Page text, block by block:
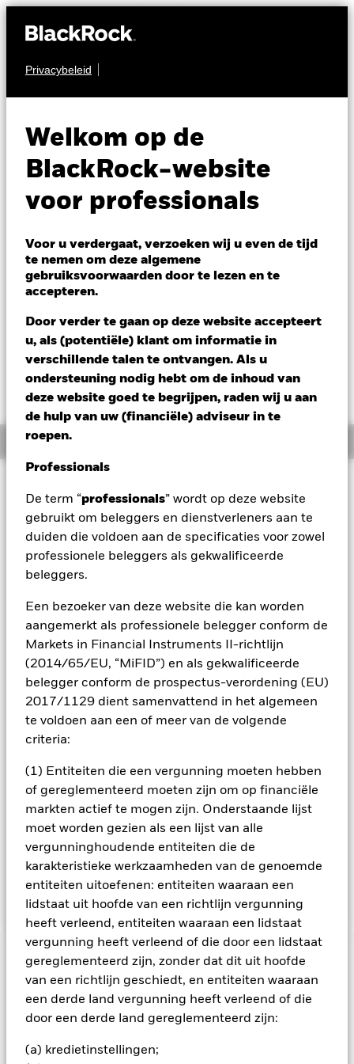
Privacybeleid
Welkom op de
BlackRock-website
voor professionals
Voor u verdergaat, verzoeken wij u even de tijd
te nemen om deze algemene
gebruiksvoorwaarden door te lezen en te
accepteren.
Door verder te gaan op deze website accepteert
u, als (potentiële) klant om informatie in
verschillende talen te ontvangen. Als u
ondersteuning nodig hebt om de inhoud van
deze website goed te begrijpen, raden wij u aan
de hulp van uw (financiële) adviseur in te
roepen.
Professionals
De term “professionals” wordt op deze website
gebruikt om beleggers en dienstverleners aan te
duiden die voldoen aan de specificaties voor zowel
professionele beleggers als gekwalificeerde
beleggers.
Een bezoeker van deze website die kan worden
aangemerkt als professionele belegger conform de
Markets in Financial Instruments II-richtlijn
(2014/65/EU, “MiFID”) en als gekwalificeerde
belegger conform de prospectus-verordening (EU)
2017/1129 dient samenvattend in het algemeen
te voldoen aan een of meer van de volgende
criteria:
(1) Entiteiten die een vergunning moeten hebben
of gereglementeerd moeten zijn om op financiële
markten actief te mogen zijn. Onderstaande lijst
moet worden gezien als een lijst van alle
vergunninghoudende entiteiten die de
karakteristieke werkzaamheden van de genoemde
entiteiten uitoefenen: entiteiten waaraan een
lidstaat uit hoofde van een richtlijn vergunning
heeft verleend, entiteiten waaraan een lidstaat
vergunning heeft verleend of die door een lidstaat
gereglementeerd zijn, zonder dat dit uit hoofde
van een richtlijn geschiedt, en entiteiten waaraan
een derde land vergunning heeft verleend of die
door een derde land gereglementeerd zijn:
(a) kredietinstellingen;
AANDELEN
Companies Absolute
Return Fund
EUR 125,30
Variatie 52wk: 122,18 - 134,16
Verandering NAV 1 dag per 07/aug/2026
EUR -0,13 (-0,10%)
Overzicht
Het Fonds streeft ernaar positieve absolute rendementen te
behalen via een combinatie van kapitaalgroei en
opbrengsten, onafhankelijk van de marktontwikkelingen. Het
Fonds streeft naar een blootstelling van ten minste 60% aan
aandeleneffecten (bv. aandelen) en aandelengerelateerde
gevestigd zijn, of er hun belangrijkste activiteiten uitoefenen,
ondernemingen met een kleine, middelgrote of grote
kapitalisatie die als 'opkomend' worden aangemerkt. Dat
betekent dat zij zich in een vroege fase van hun levenscyclus
bevinden en/of dat ze naar verwachting een forse groei
zullen kennen. Bij de selectie van de beleggingen van het
analyse hanteren die is gericht op een waardering van de
winstcapaciteit van ondernemingen en de opsporing van
Fonds belegt ten minste 70% van zijn activa in
aandeleneffecten en andere aandelengerelateerde effecten
waaronder afgeleide financiële instrumenten (FDI's) (d.w.z.
beleggingen waarvan de prijzen zijn gebaseerd op een of
beleggen in vastrentende (VR-)effecten,
geldmarktinstrumenten (GMI's) (d.w.z. schuldeffecten met
korte looptijden), deposito's en cash.
BELANGRIJKE GEGEVENS: Kapitaalrisico.De waarde en
het rendement van beleggingen kunnen dalen en stijgen, en
zijn niet gegarandeerd. Beleggers verliezen mogelijk hun
oorspronkelijke inleg.
volumes verhandeld en vertonen grotere